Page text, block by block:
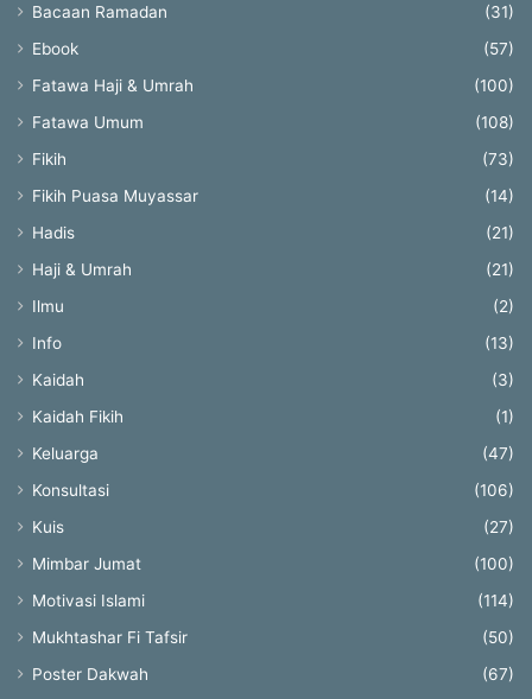
Bacaan Ramadan
(31)
Ebook
(57)
Fatawa Haji & Umrah
(100)
Fatawa Umum
(108)
Fikih
(73)
Fikih Puasa Muyassar
(14)
Hadis
(21)
Haji & Umrah
(21)
Ilmu
(2)
Info
(13)
Kaidah
(3)
Kaidah Fikih
(1)
Keluarga
(47)
Konsultasi
(106)
Kuis
(27)
Mimbar Jumat
(100)
Motivasi Islami
(114)
Mukhtashar Fi Tafsir
(50)
Poster Dakwah
(67)